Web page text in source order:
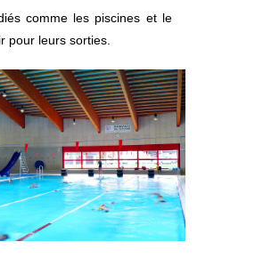
comme les piscines et le
pour leurs sorties.